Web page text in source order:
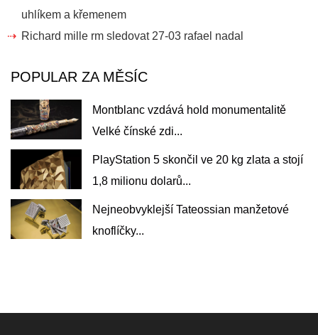
uhlíkem a křemenem
Richard mille rm sledovat 27-03 rafael nadal
POPULAR ZA MĚSÍC
Montblanc vzdává hold monumentalitě
Velké čínské zdi...
PlayStation 5 skončil ve 20 kg zlata a stojí
1,8 milionu dolarů...
Nejneobvyklejší Tateossian manžetové
knoflíčky...